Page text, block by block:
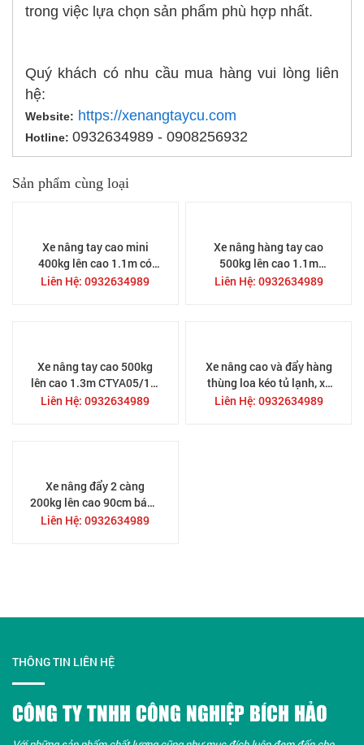
trong việc lựa chọn sản phẩm phù hợp nhất.
Quý khách có nhu cầu mua hàng vui lòng liên
hệ:
Website: https://xenangtaycu.com
Hotline: 0932634989 - 0908256932
Sản phẩm cùng loại
Xe nâng tay cao mini
400kg lên cao 1.1m có
khung nâng ống inox và
Liên Hệ: 0932634989
Xe nâng hàng tay cao
500kg lên cao 1.1m
CTYA05/11, hàng có sẵn
Liên Hệ: 0932634989
Xe nâng tay cao 500kg
lên cao 1.3m CTYA05/13,
hàng có sẵn tại TPHCM
Liên Hệ: 0932634989
Xe nâng cao và đẩy hàng
thùng loa kéo tủ lạnh, xe
nhẹ có thể theo xe tải
Liên Hệ: 0932634989
Xe nâng đẩy 2 càng
200kg lên cao 90cm bánh
lớn giá rẻ tại TPHCM
Liên Hệ: 0932634989
THÔNG TIN LIÊN HỆ
CÔNG TY TNHH CÔNG NGHIỆP BÍCH HẢO